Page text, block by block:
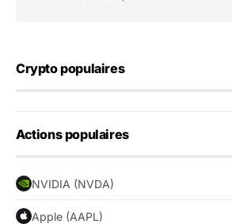
Crypto populaires
Actions populaires
NVIDIA (NVDA)
Apple (AAPL)